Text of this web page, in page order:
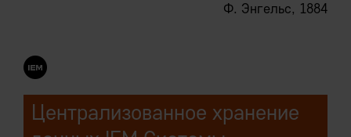
Ф. Энгельс, 1884
Централизованное хранение